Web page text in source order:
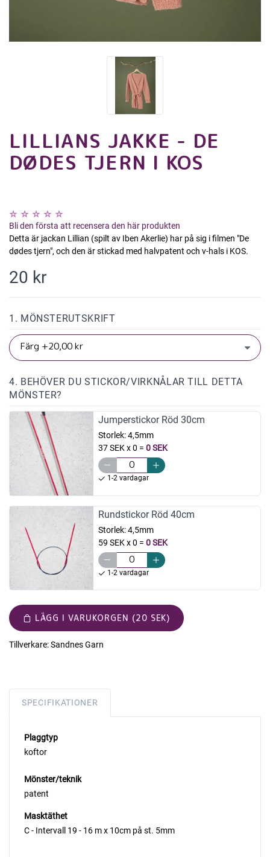
LILLIANS JAKKE - DE
DØDES TJERN I KOS
Bli den första att recensera den här produkten
Detta är jackan Lillian (spilt av Iben Akerlie) har på sig i filmen "De
dødes tjern", och den är stickad med halvpatent och v-hals i KOS.
20 kr
1. MÖNSTERUTSKRIFT
4. BEHÖVER DU STICKOR/VIRKNÅLAR TILL DETTA
MÖNSTER?
Jumperstickor Röd 30cm
Storlek:4,5mm
37 SEK x 0 = 0 SEK
1-2 vardagar
Rundstickor Röd 40cm
Storlek:4,5mm
59 SEK x 0 = 0 SEK
1-2 vardagar
LÄGG I VARUKORGEN (20 SEK)
Tillverkare:Sandnes Garn
SPECIFIKATIONER
Plaggtyp
koftor
Mönster/teknik
patent
Masktäthet
C - Intervall 19 - 16 m x 10cm på st. 5mm